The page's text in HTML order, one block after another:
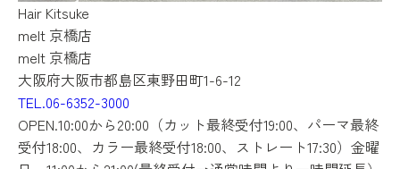
Hair Kitsuke
melt 京橋店
melt 京橋店
大阪府大阪市都島区東野田町1-6-12
TEL.06-6352-3000
OPEN.10:00から20:00（カット最終受付19:00、パーマ最終
受付18:00、カラー最終受付18:00、ストレート17:30）金曜